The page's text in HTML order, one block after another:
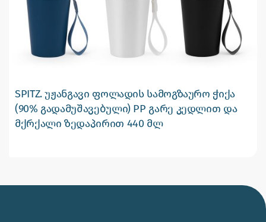
SPITZ. უჟანგავი ფოლადის სამოგზაურო ჭიქა
(90% გადამუშავებული) PP გარე კედლით და
მქრქალი ზედაპირით 440 მლ